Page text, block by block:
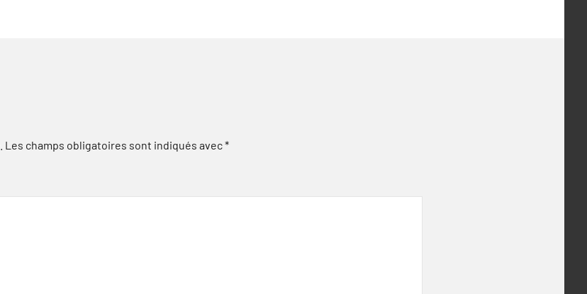
Les champs obligatoires sont indiqués avec*